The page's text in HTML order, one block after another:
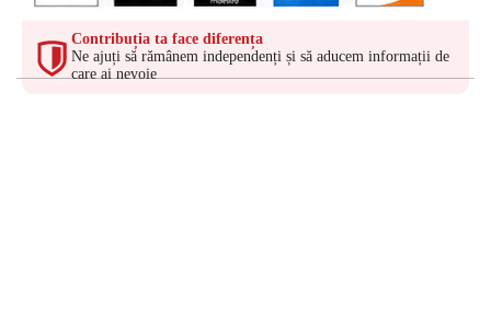
Contribuția ta face diferența
Ne ajuți să rămânem independenți și să aducem informații de
care ai nevoie